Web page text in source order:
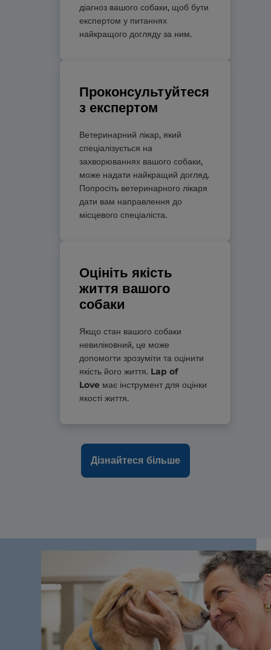
діагноз вашого собаки, щоб бути
експертом у питаннях
найкращого догляду за ним.
Проконсультуйтеся
з експертом
Ветеринарний лікар, який
спеціалізується на
захворюваннях вашого собаки,
може надати найкращий догляд.
Попросіть ветеринарного лікаря
дати вам направлення до
місцевого спеціаліста.
Оцініть якість
життя вашого
собаки
Якщо стан вашого собаки
невиліковний, це може
допомогти зрозуміти та оцінити
якість його життя. Lap of
Loveмає інструмент для оцінки
якості життя.
Дізнайтеся більше